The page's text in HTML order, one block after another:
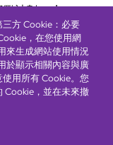
勵計劃e-shop
！
方 Cookie：必要
，在您使用網
來生成網站使用情況
於顯示相關內容與廣
用所有 Cookie。您
Cookie，並在未來撤